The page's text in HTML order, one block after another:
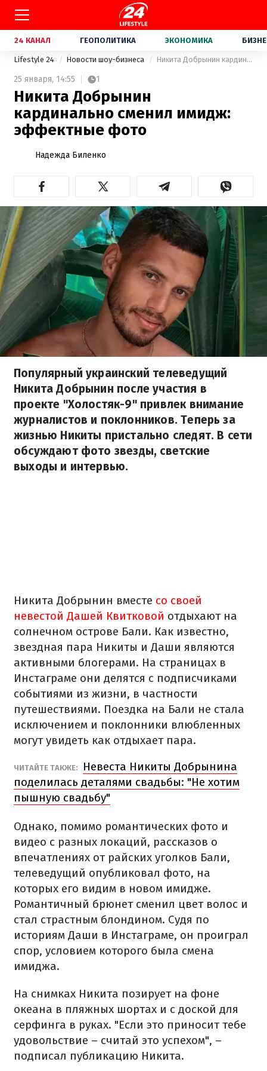
24 КАНАЛ ГЕОПОЛИТИКА ЭКОНОМИКА
Lifestyle 24 Новости шоу-бизнеса Никита Добрынин кардинально сменил имидж: эффектные фото
25 января, 14:55 1
Никита Добрынин
кардинально сменил имидж:
эффектные фото
Надежда Биленко
Популярный украинский телеведущий
Никита Добрынин после участия в
проекте "Холостяк-9" привлек внимание
журналистов и поклонников. Теперь за
жизнью Никиты пристально следят. В сети
обсуждают фото звезды, светские
выходы и интервью.
Никита Добрынин вместе со своей
невестой Дашей Квитковой отдыхают на
солнечном острове Бали. Как известно,
звездная пара Никиты и Даши являются
активными блогерами. На страницах в
Инстаграме они делятся с подписчиками
событиями из жизни, в частности
путешествиями. Поездка на Бали не стала
исключением и поклонники влюбленных
могут увидеть как отдыхает пара.
ЧИТАЙТЕ ТАКЖЕ:
Невеста Никиты Добрынина
поделилась деталями свадьбы: "Не хотим
пышную свадьбу"
Однако, помимо романтических фото и
видео с разных локаций, рассказов о
впечатлениях от райских уголков Бали,
телеведущий опубликовал фото, на
которых его видим в новом имидже.
Романтичный брюнет сменил цвет волос и
стал страстным блондином. Судя по
историям Даши в Инстаграме, он проиграл
спор, условием которого была смена
имиджа.
На снимках Никита позирует на фоне
океана в пляжных шортах и с доской для
серфинга в руках. "Если это приносит тебе
удовольствие – считай это успехом", –
подписал публикацию Никита.